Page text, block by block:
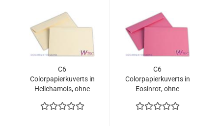
C6
Colorpapierkuverts in
Hellchamois, ohne
= 62,00 EURO)
C6
Colorpapierkuverts in
Eosinrot, ohne
= 62,00 EURO)